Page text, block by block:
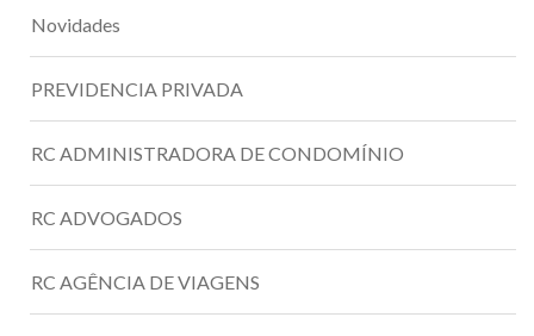
Novidades
PREVIDENCIA PRIVADA
RC ADMINISTRADORA DE CONDOMÍNIO
RC ADVOGADOS
RC AGÊNCIA DE VIAGENS